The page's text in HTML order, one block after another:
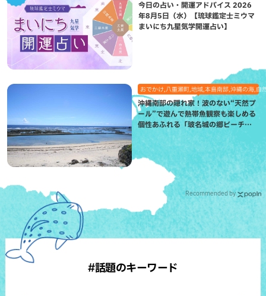
今日の占い・開運アドバイス 2026
年8月5日（水）【琉球鑑定士ミウマ
まいにち九星気学開運占い】
おでかけ,八重瀬町,地域,本島南部,沖縄の海,自
沖縄南部の隠れ家！波のない“天然プ
ール”で遊んで熱帯魚観察も楽しめる
個性あふれる「玻名城の郷ビーチ」
（八重瀬町）
Recommended by
#話題のキーワード